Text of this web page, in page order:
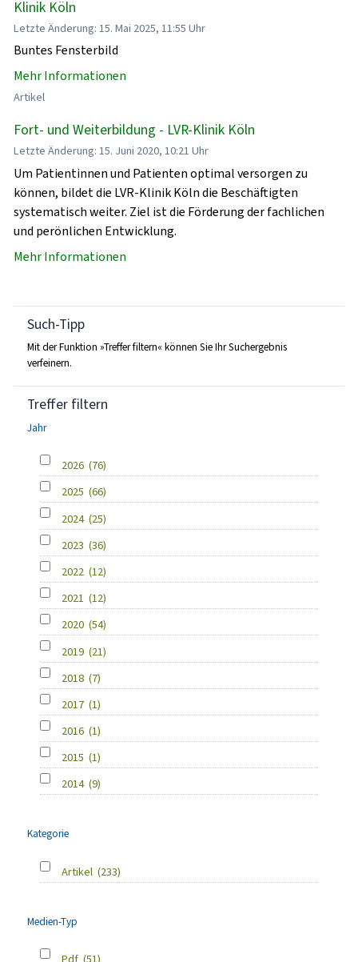
Klinik Köln
Letzte Änderung: 15. Mai 2025, 11:55 Uhr
Buntes Fensterbild
Mehr Informationen
Artikel
Fort- und Weiterbildung - LVR-Klinik Köln
Letzte Änderung: 15. Juni 2020, 10:21 Uhr
Um Patientinnen und Patienten optimal versorgen zu
können, bildet die LVR-Klinik Köln die Beschäftigten
systematisch weiter. Ziel ist die Förderung der fachlichen
und perönlichen Entwicklung.
Mehr Informationen
Such-Tipp
Mit der Funktion »Treffer filtern« können Sie Ihr Suchergebnis
verfeinern.
Treffer filtern
Jahr
2026 (76)
2025 (66)
2024 (25)
2023 (36)
2022 (12)
2021 (12)
2020 (54)
2019 (21)
2018 (7)
2017 (1)
2016 (1)
2015 (1)
2014 (9)
Kategorie
Artikel (233)
Medien-Typ